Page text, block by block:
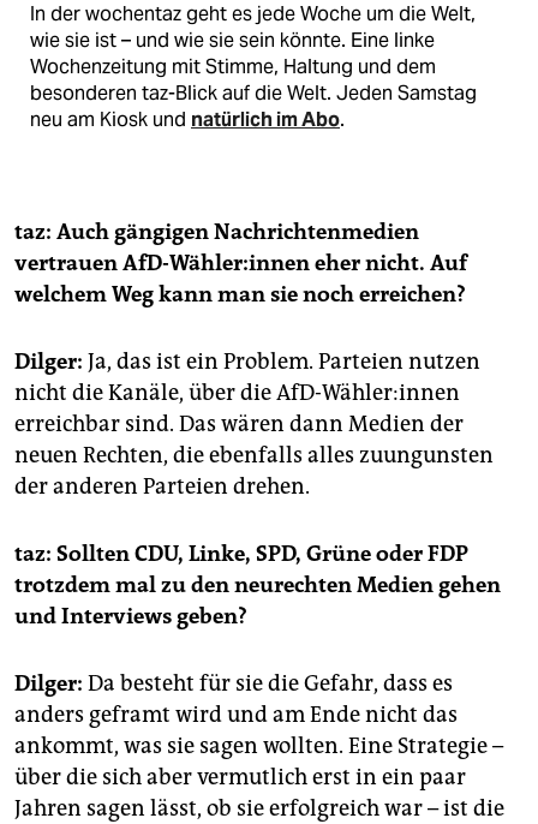
In der wochentaz geht es jede Woche um die Welt,
wie sie ist – und wie sie sein könnte. Eine linke
Wochenzeitung mit Stimme, Haltung und dem
besonderen taz-Blick auf die Welt. Jeden Samstag
neu am Kiosk und natürlich im Abo.
taz: Auch gängigen Nachrichtenmedien
vertrauen AfD-Wäh­ler:in­nen eher nicht. Auf
welchem Weg kann man sie noch erreichen?
Dilger: Ja, das ist ein Problem. Parteien nutzen
nicht die Kanäle, über die AfD-Wähler:innen
erreichbar sind. Das wären dann Medien der
neuen Rechten, die ebenfalls alles zuungunsten
der anderen Parteien drehen.
taz: Sollten CDU, Linke, SPD, Grüne oder FDP
trotzdem mal zu den neurechten Medien gehen
und Interviews geben?
Dilger: Da besteht für sie die Gefahr, dass es
anders geframt wird und am Ende nicht das
ankommt, was sie sagen wollten. Eine Strategie –
über die sich aber vermutlich erst in ein paar
Jahren sagen lässt, ob sie erfolgreich war – ist die